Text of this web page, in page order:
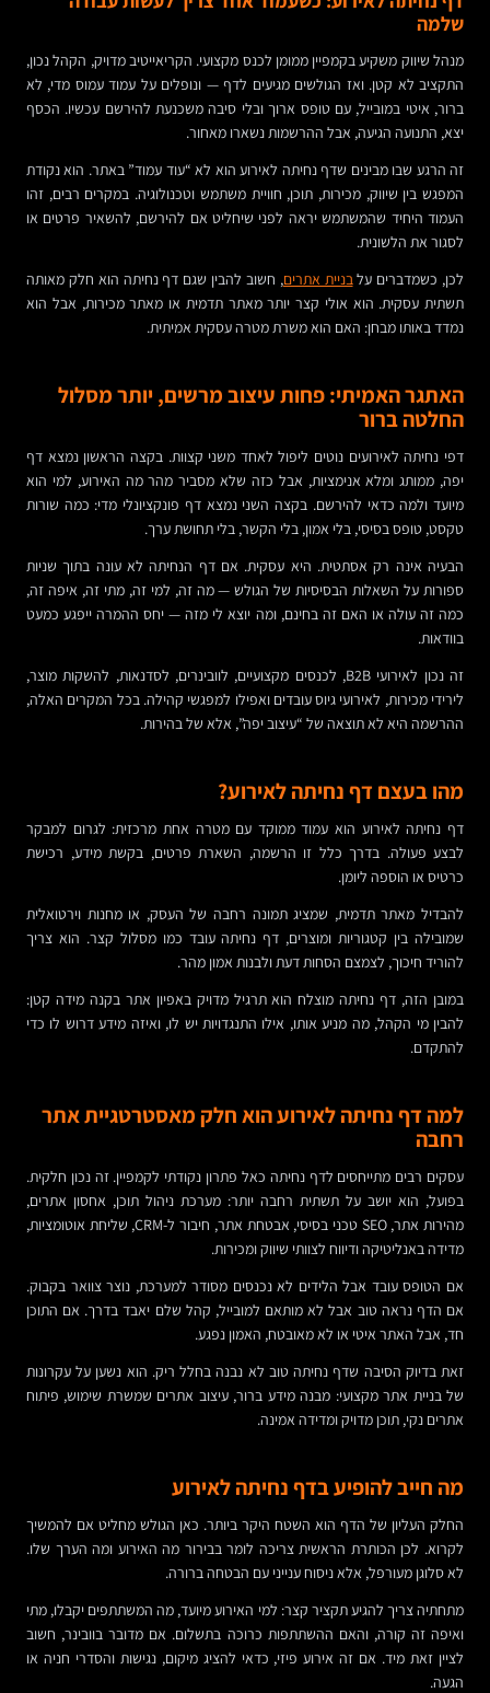
שלמה
מנהל שיווק משקיע בקמפיין ממומן לכנס מקצועי. הקריאייטיב מדויק, הקהל נכון,
התקציב לא קטן. ואז הגולשים מגיעים לדף — ונופלים על עמוד עמוס מדי, לא
ברור, איטי במובייל, עם טופס ארוך ובלי סיבה משכנעת להירשם עכשיו. הכסף
יצא, התנועה הגיעה, אבל ההרשמות נשארו מאחור.
זה הרגע שבו מבינים שדף נחיתה לאירוע הוא לא “עוד עמוד” באתר. הוא נקודת
המפגש בין שיווק, מכירות, תוכן, חוויית משתמש וטכנולוגיה. במקרים רבים, זהו
העמוד היחיד שהמשתמש יראה לפני שיחליט אם להירשם, להשאיר פרטים או
לסגור את הלשונית.
לכן, כשמדברים על בניית אתרים, חשוב להבין שגם דף נחיתה הוא חלק מאותה
תשתית עסקית. הוא אולי קצר יותר מאתר תדמית או מאתר מכירות, אבל הוא
נמדד באותו מבחן: האם הוא משרת מטרה עסקית אמיתית.
האתגר האמיתי: פחות עיצוב מרשים, יותר מסלול
החלטה ברור
דפי נחיתה לאירועים נוטים ליפול לאחד משני קצוות. בקצה הראשון נמצא דף
יפה, ממותג ומלא אנימציות, אבל כזה שלא מסביר מהר מה האירוע, למי הוא
מיועד ולמה כדאי להירשם. בקצה השני נמצא דף פונקציונלי מדי: כמה שורות
טקסט, טופס בסיסי, בלי אמון, בלי הקשר, בלי תחושת ערך.
הבעיה אינה רק אסתטית. היא עסקית. אם דף הנחיתה לא עונה בתוך שניות
ספורות על השאלות הבסיסיות של הגולש — מה זה, למי זה, מתי זה, איפה זה,
כמה זה עולה או האם זה בחינם, ומה יוצא לי מזה — יחס ההמרה ייפגע כמעט
בוודאות.
זה נכון לאירועי B2B, לכנסים מקצועיים, לוובינרים, לסדנאות, להשקות מוצר,
לירידי מכירות, לאירועי גיוס עובדים ואפילו למפגשי קהילה. בכל המקרים האלה,
ההרשמה היא לא תוצאה של “עיצוב יפה”, אלא של בהירות.
מהו בעצם דף נחיתה לאירוע?
דף נחיתה לאירוע הוא עמוד ממוקד עם מטרה אחת מרכזית: לגרום למבקר
לבצע פעולה. בדרך כלל זו הרשמה, השארת פרטים, בקשת מידע, רכישת
כרטיס או הוספה ליומן.
להבדיל מאתר תדמית, שמציג תמונה רחבה של העסק, או מחנות וירטואלית
שמובילה בין קטגוריות ומוצרים, דף נחיתה עובד כמו מסלול קצר. הוא צריך
להוריד חיכוך, לצמצם הסחות דעת ולבנות אמון מהר.
במובן הזה, דף נחיתה מוצלח הוא תרגיל מדויק באפיון אתר בקנה מידה קטן:
להבין מי הקהל, מה מניע אותו, אילו התנגדויות יש לו, ואיזה מידע דרוש לו כדי
להתקדם.
למה דף נחיתה לאירוע הוא חלק מאסטרטגיית אתר
רחבה
עסקים רבים מתייחסים לדף נחיתה כאל פתרון נקודתי לקמפיין. זה נכון חלקית.
בפועל, הוא יושב על תשתית רחבה יותר: מערכת ניהול תוכן, אחסון אתרים,
מהירות אתר, SEO טכני בסיסי, אבטחת אתר, חיבור ל-CRM, שליחת אוטומציות,
מדידה באנליטיקה ודיווח לצוותי שיווק ומכירות.
אם הטופס עובד אבל הלידים לא נכנסים מסודר למערכת, נוצר צוואר בקבוק.
אם הדף נראה טוב אבל לא מותאם למובייל, קהל שלם יאבד בדרך. אם התוכן
חד, אבל האתר איטי או לא מאובטח, האמון נפגע.
זאת בדיוק הסיבה שדף נחיתה טוב לא נבנה בחלל ריק. הוא נשען על עקרונות
של בניית אתר מקצועי: מבנה מידע ברור, עיצוב אתרים שמשרת שימוש, פיתוח
אתרים נקי, תוכן מדויק ומדידה אמינה.
מה חייב להופיע בדף נחיתה לאירוע
החלק העליון של הדף הוא השטח היקר ביותר. כאן הגולש מחליט אם להמשיך
לקרוא. לכן הכותרת הראשית צריכה לומר בבירור מה האירוע ומה הערך שלו.
לא סלוגן מעורפל, אלא ניסוח ענייני עם הבטחה ברורה.
מתחתיה צריך להגיע תקציר קצר: למי האירוע מיועד, מה המשתתפים יקבלו, מתי
ואיפה זה קורה, והאם ההשתתפות כרוכה בתשלום. אם מדובר בוובינר, חשוב
לציין זאת מיד. אם זה אירוע פיזי, כדאי להציג מיקום, נגישות והסדרי חניה או
הגעה.